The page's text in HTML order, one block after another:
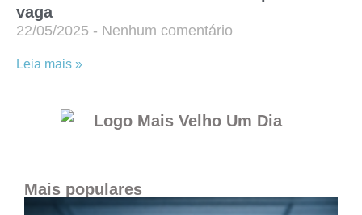
vaga
22/05/2025 Nenhum comentário
Leia mais »
Mais populares